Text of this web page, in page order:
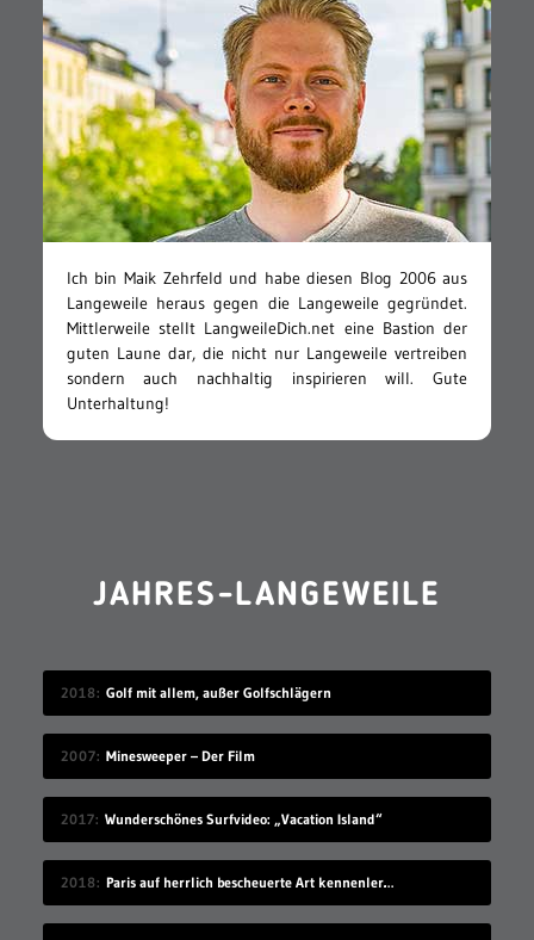
Ich bin Maik Zehrfeld und habe diesen Blog 2006 aus
Langeweile heraus gegen die Langeweile gegründet.
Mittlerweile stellt LangweileDich.net eine Bastion der
guten Laune dar, die nicht nur Langeweile vertreiben
sondern auch nachhaltig inspirieren will. Gute
Unterhaltung!
JAHRES-LANGEWEILE
2018 Golf mit allem, außer Golfschlägern
2007 Minesweeper – Der Film
2017 Wunderschönes Surfvideo: „Vacation Island“
2018 Paris auf herrlich bescheuerte Art kennenlernen